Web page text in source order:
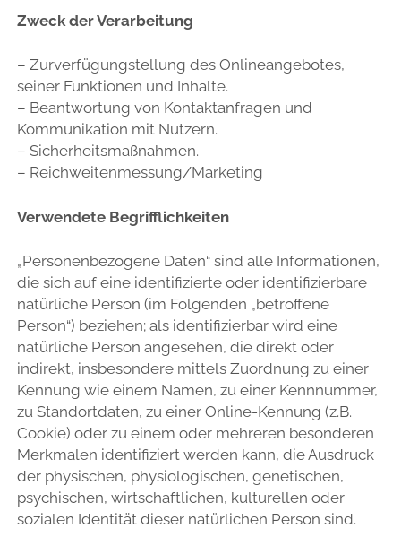
Zweck der Verarbeitung
– Zurverfügungstellung des Onlineangebotes,
seiner Funktionen und Inhalte.
– Beantwortung von Kontaktanfragen und
Kommunikation mit Nutzern.
– Sicherheitsmaßnahmen.
– Reichweitenmessung/Marketing
Verwendete Begrifflichkeiten
„Personenbezogene Daten“ sind alle Informationen,
die sich auf eine identifizierte oder identifizierbare
natürliche Person (im Folgenden „betroffene
Person“) beziehen; als identifizierbar wird eine
natürliche Person angesehen, die direkt oder
indirekt, insbesondere mittels Zuordnung zu einer
Kennung wie einem Namen, zu einer Kennnummer,
zu Standortdaten, zu einer Online-Kennung (z.B.
Cookie) oder zu einem oder mehreren besonderen
Merkmalen identifiziert werden kann, die Ausdruck
der physischen, physiologischen, genetischen,
psychischen, wirtschaftlichen, kulturellen oder
sozialen Identität dieser natürlichen Person sind.